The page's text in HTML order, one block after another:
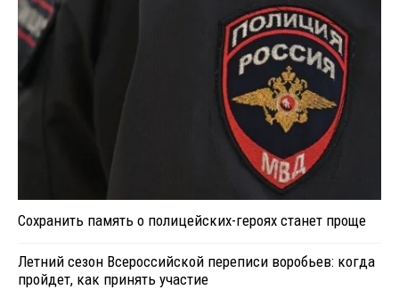
Сохранить память о полицейских-героях станет проще
Летний сезон Всероссийской переписи воробьев: когда
пройдет, как принять участие